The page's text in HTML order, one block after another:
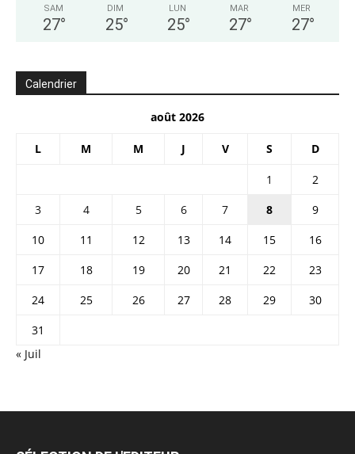
SAM
27°
DIM
25°
LUN
25°
MAR
27°
MER
27°
Calendrier
août 2026
L M M J V S D
1
2
3
4 5 6 7 8
9
10
11 12 13 14 15
16
17
18 19 20 21 22
23
24
25 26 27 28 29
30
31
« Juil